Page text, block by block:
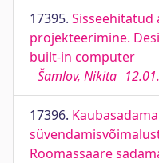
17395.
projekteerimine.
built-in computer
Šamlov, Nikita
17396.
Roomassaare